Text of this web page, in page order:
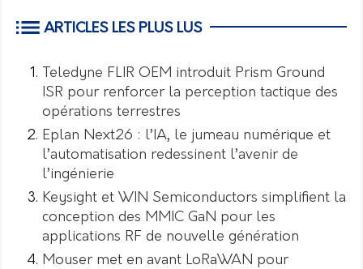
ARTICLES LES PLUS LUS
Teledyne FLIR OEM introduit Prism Ground
ISR pour renforcer la perception tactique des
opérations terrestres
Eplan Next26 : l’IA, le jumeau numérique et
l’automatisation redessinent l’avenir de
l’ingénierie
Keysight et WIN Semiconductors simplifient la
conception des MMIC GaN pour les
applications RF de nouvelle génération
Mouser met en avant LoRaWAN pour